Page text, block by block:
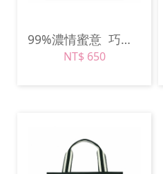
99%濃情蜜意 巧克力棕
NT$ 650